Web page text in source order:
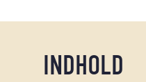
INDHOLD